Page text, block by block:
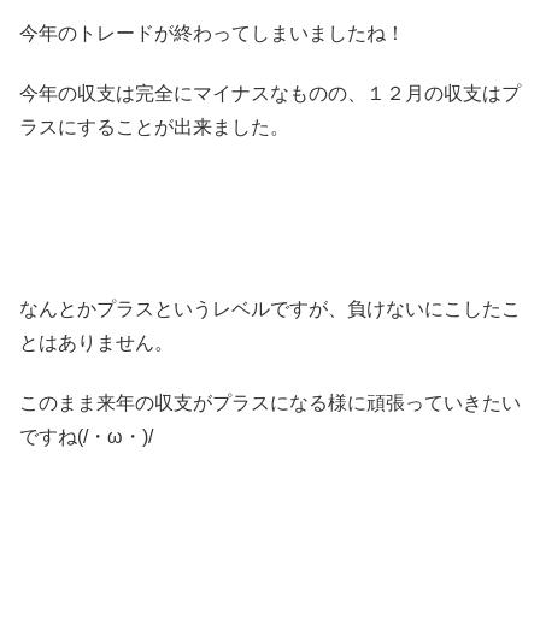
今年のトレードが終わってしまいましたね！
今年の収支は完全にマイナスなものの、１２月の収支はプ
ラスにすることが出来ました。
なんとかプラスというレベルですが、負けないにこしたこ
とはありません。
このまま来年の収支がプラスになる様に頑張っていきたい
ですね(/・ω・)/